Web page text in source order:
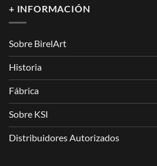
+ INFORMACIÓN
Sobre BirelArt
Historia
Fábrica
Sobre KSI
Distribuidores Autorizados